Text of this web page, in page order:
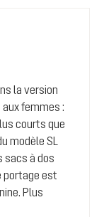
la version
aux femmes :
courts que
modèle SL
sacs à dos
portage est
Plus